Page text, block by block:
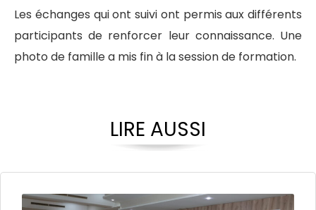
Les échanges qui ont suivi ont permis aux différents
participants de renforcer leur connaissance. Une
photo de famille a mis fin à la session de formation.
LIRE AUSSI